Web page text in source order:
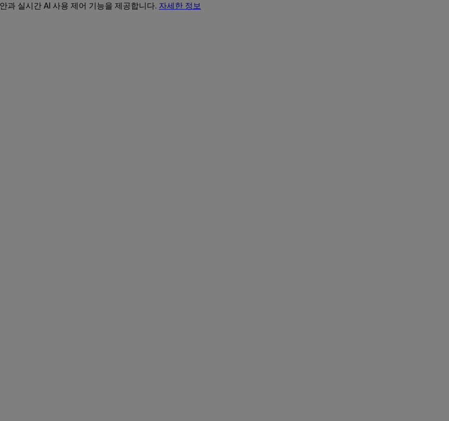
과 실시간 AI 사용 제어 기능을 제공합니다. 자세한 정보